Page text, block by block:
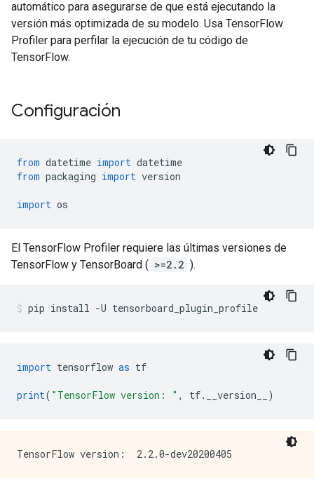
automático para asegurarse de que está ejecutando la
versión más optimizada de su modelo. Usa TensorFlow
Profiler para perfilar la ejecución de tu código de
TensorFlow.
Configuración
from datetime import datetime
from packaging import version
import os
El TensorFlow Profiler requiere las últimas versiones de
TensorFlow y TensorBoard ( >=2.2 ).
pip install -U tensorboard_plugin_profile
import tensorflow as tf
print( "TensorFlow version: " , tf. __version__ )